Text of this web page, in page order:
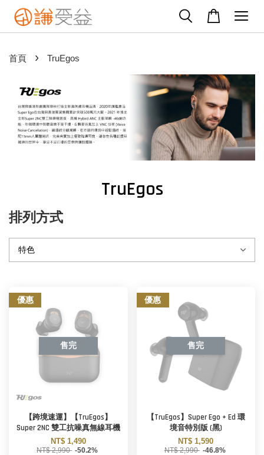
首頁 › TruEgos
TruEgos
排列方式
優惠
售完
【跨境速運】【TruEgos】
Super 2NC 雙工抗噪真無線耳機
NT$ 1,490
NT$ 2,990 -50.2%
優惠
售完
【TruEgos】Super Ego + Ed 環
境音特別版 (黑)
NT$ 1,590
NT$ 2,990 -46.8%